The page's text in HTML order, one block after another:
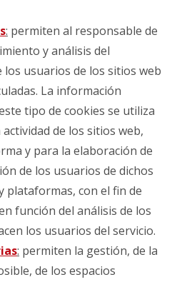
: permiten al responsable de
y análisis del
usuarios de los sitios web
La información
tipo de cookies se utiliza
de los sitios web,
y para la elaboración de
de los usuarios de dichos
plataformas, con el fin de
función del análisis de los
los usuarios del servicio.
: permiten la gestión, de la
de los espacios